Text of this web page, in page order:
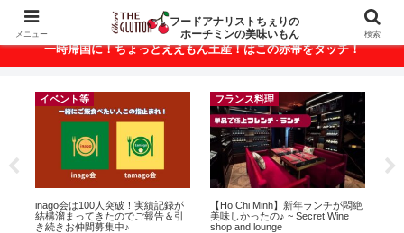
ベトナム・ホーチミンの美味いもんが満載！
一時帰国に！ちょっとええもん土産！はこの赤帯をタッチ！
イベント等
inago会は100人突破！実績記録が
結構溜まってきたのでご報告＆引
き続きお仲間募集中♪
フランス料理
【Ho Chi Minh】新年ランチが悶絶
美味しかったの♪ ~ Secret Wine
shop and lounge
メニュー
フードアナリストちぇりの
ホーチミンの美味いもん
検索